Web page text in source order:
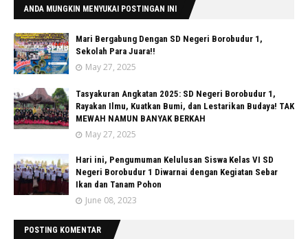
ANDA MUNGKIN MENYUKAI POSTINGAN INI
Mari Bergabung Dengan SD Negeri Borobudur 1,
Sekolah Para Juara!!
May 27, 2025
Tasyakuran Angkatan 2025: SD Negeri Borobudur 1,
Rayakan Ilmu, Kuatkan Bumi, dan Lestarikan Budaya! TAK
MEWAH NAMUN BANYAK BERKAH
May 27, 2025
Hari ini, Pengumuman Kelulusan Siswa Kelas VI SD
Negeri Borobudur 1 Diwarnai dengan Kegiatan Sebar
Ikan dan Tanam Pohon
June 08, 2023
POSTING KOMENTAR